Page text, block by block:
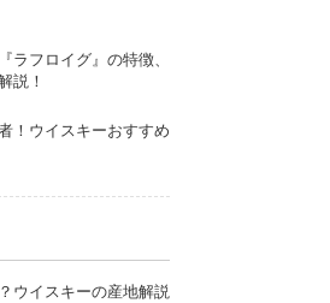
ラフロイグ』の特徴、
説！
！ウイスキーおすすめ
ウイスキーの産地解説